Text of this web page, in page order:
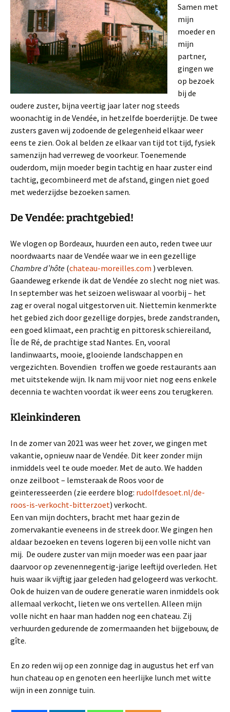
Samen met
mijn
moeder en
mijn
partner,
gingen we
op bezoek
bij de
oudere zuster, bijna veertig jaar later nog steeds
woonachtig in de Vendée, in hetzelfde boerderijtje. De twee
zusters gaven wij zodoende de gelegenheid elkaar weer
eens te zien. Ook al belden ze elkaar van tijd tot tijd, fysiek
samenzijn had verreweg de voorkeur. Toenemende
ouderdom, mijn moeder begin tachtig en haar zuster eind
tachtig, gecombineerd met de afstand, gingen niet goed
met wederzijdse bezoeken samen.
De Vendée: prachtgebied!
We vlogen op Bordeaux, huurden een auto, reden twee uur
noordwaarts naar de Vendée waar we in een gezellige
Chambre d’hôte (chateau-moreilles.com ) verbleven.
Gaandeweg erkende ik dat de Vendée zo slecht nog niet was.
In september was het seizoen weliswaar al voorbij – het
zag er overal nogal uitgestorven uit. Niettemin kenmerkte
het gebied zich door gezellige dorpjes, brede zandstranden,
een goed klimaat, een prachtig en pittoresk schiereiland,
Île de Ré, de prachtige stad Nantes. En, vooral
landinwaarts, mooie, glooiende landschappen en
vergezichten. Bovendien troffen we goede restaurants aan
met uitstekende wijn. Ik nam mij voor niet nog eens enkele
decennia te wachten voordat ik weer eens zou terugkeren.
Kleinkinderen
In de zomer van 2021 was weer het zover, we gingen met
vakantie, opnieuw naar de Vendée. Dit keer zonder mijn
inmiddels veel te oude moeder. Met de auto. We hadden
onze zeilboot – lemsteraak de Roos voor de
geïnteresseerden (zie eerdere blog: rudolfdesoet.nl/de-
roos-is-verkocht-bitterzoet) verkocht.
Een van mijn dochters, bracht met haar gezin de
zomervakantie eveneens in de streek door. We gingen hen
aldaar bezoeken en tevens logeren bij een volle nicht van
mij. De oudere zuster van mijn moeder was een paar jaar
daarvoor op zevenennegentig-jarige leeftijd overleden. Het
huis waar ik vijftig jaar geleden had gelogeerd was verkocht.
Ook de huizen van de oudere generatie waren inmiddels ook
allemaal verkocht, lieten we ons vertellen. Alleen mijn
volle nicht en haar man hadden nog een chateau. Zij
verhuurden gedurende de zomermaanden het bijgebouw, de
gîte.
En zo reden wij op een zonnige dag in augustus het erf van
hun chateau op en genoten een heerlijke lunch met witte
wijn in een zonnige tuin.